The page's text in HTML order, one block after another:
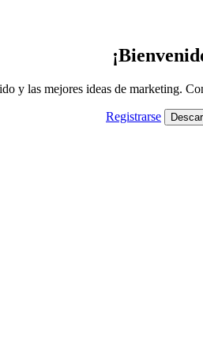
y las mejores ideas de marketing.
Registrarse